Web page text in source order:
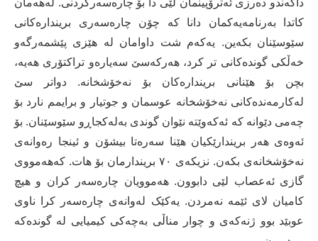
داکەندو دەرزی ئەترۆپینمان لێی دا بۆ چارەسەرکردنی. لەھەمان
کاتدا بەرنامەیەکمان دانا کە چۆن چارەسەری بریندارەکانی
سێوسێنان بکەین. یەکەم شت داوامان لە ھێزی پێشمەرگەو
خەڵکی گوندەکانی تر کرد، ھەرکەسێ سەیارەو تراکتۆری ھەیە،
بچن بۆ ھێنانی بریندارەکان بۆ نەخۆشخانە. دواتر سێ
لەکارمەندەکانی نەخۆشخانە عوسمان و جوتیار و برایمم نارد بۆ
چەمی دێوانە کە ئەکەوێتە نێوان گوندی بەلەکجاڕو سێوسێنان. بۆ
ئەوەی ھەر بریندارێکیان ھێنا سەرەتا بیشۆن و ئینجا رەوانەی
نەخۆشخانەی بکەن. نزیکەی ٧٠ بریندارمان بۆ ھات. کەھەمووی
گازی ئەعصاب لێی دابوون. ھەموویان چارەسەر کران و ھیچ
کامیان لای ئێمە نەمردن. یەکێک لەوانەی چارەسەر کرا ناوی
عوبێد بوو ژنەکەی و چوار مناڵی بەچەکی کیمیایی لە گوندەکە